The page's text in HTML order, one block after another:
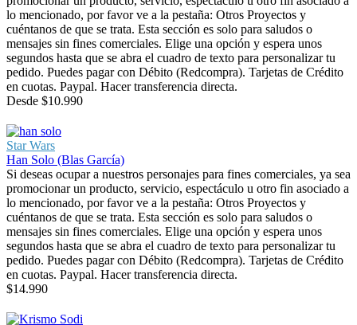
lo mencionado, por favor ve a la pestaña: Otros Proyectos y
cuéntanos de que se trata. Esta sección es solo para saludos o
mensajes sin fines comerciales. Elige una opción y espera unos
segundos hasta que se abra el cuadro de texto para personalizar tu
pedido. Puedes pagar con Débito (Redcompra). Tarjetas de Crédito
en cuotas. Paypal. Hacer transferencia directa.
Desde $10.990
Star Wars
Han Solo (Blas García)
Si deseas ocupar a nuestros personajes para fines comerciales, ya sea
promocionar un producto, servicio, espectáculo u otro fin asociado a
lo mencionado, por favor ve a la pestaña: Otros Proyectos y
cuéntanos de que se trata. Esta sección es solo para saludos o
mensajes sin fines comerciales. Elige una opción y espera unos
segundos hasta que se abra el cuadro de texto para personalizar tu
pedido. Puedes pagar con Débito (Redcompra). Tarjetas de Crédito
en cuotas. Paypal. Hacer transferencia directa.
$14.990